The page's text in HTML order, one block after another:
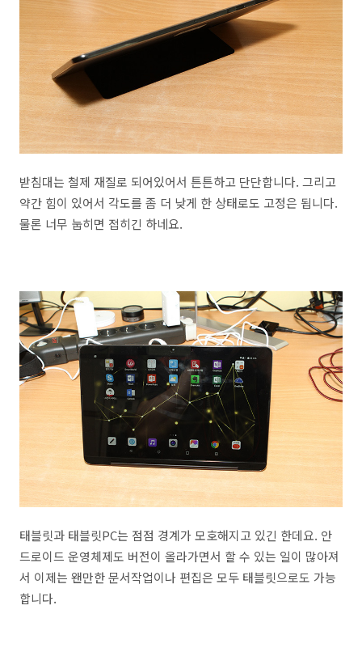
받침대는 철제 재질로 되어있어서 튼튼하고 단단합니다. 그리고
약간 힘이 있어서 각도를 좀 더 낮게 한 상태로도 고정은 됩니다.
물론 너무 눕히면 접히긴 하네요.
태블릿과 태블릿PC는 점점 경계가 모호해지고 있긴 한데요. 안
드로이드 운영체제도 버전이 올라가면서 할 수 있는 일이 많아져
서 이제는 왠만한 문서작업이나 편집은 모두 태블릿으로도 가능
합니다.